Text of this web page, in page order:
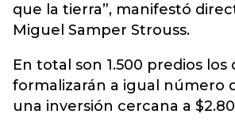
que la tierra”, manifestó
Miguel Samper Strouss.
En total son 1.500 predios los
formalizarán a igual número
una inversión cercana a